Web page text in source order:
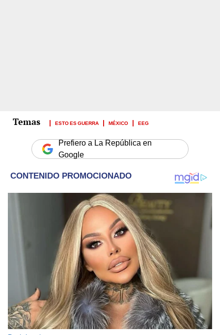
ESTO ES GUERRA MÉXICO EEG
Prefiero a La República en
Google